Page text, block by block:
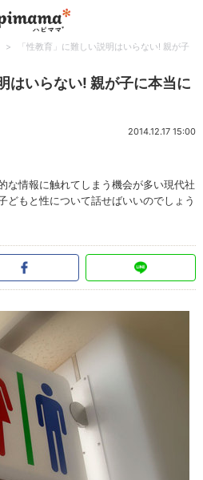
>
「性教育」に難しい説明はいらない! 親が子
はいらない! 親が子に本当に
2014.12.17 15:00
な情報に触れてしまう機会が多い現代社
どもと性について話せばいいのでしょう